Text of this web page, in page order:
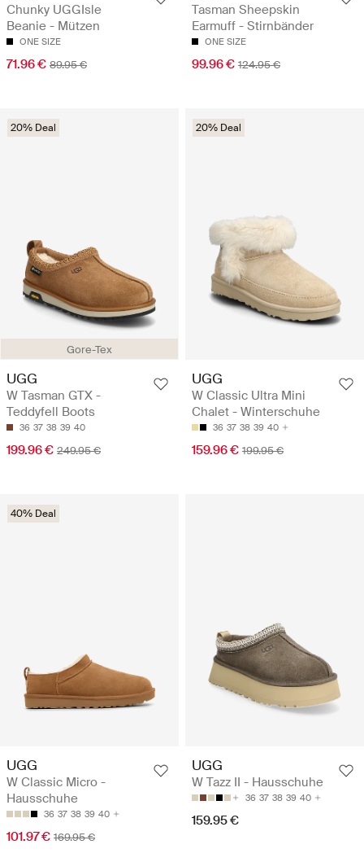
Chunky UGGIsle
Beanie - Mützen
ONE SIZE
71.96 € 89.95 €
Tasman Sheepskin
Earmuff - Stirnbänder
ONE SIZE
99.96 € 124.95 €
Gore-Tex
20% Deal
UGG
W Tasman GTX -
Teddyfell Boots
36 37 38 39 40
199.96 € 249.95 €
20% Deal
UGG
W Classic Ultra Mini
Chalet - Winterschuhe
36 37 38 39 40
159.96 € 199.95 €
40% Deal
UGG
W Classic Micro -
Hausschuhe
36 37 38 39 40
101.97 € 169.95 €
UGG
W Tazz II - Hausschuhe
36 37 38 39 40
159.95 €